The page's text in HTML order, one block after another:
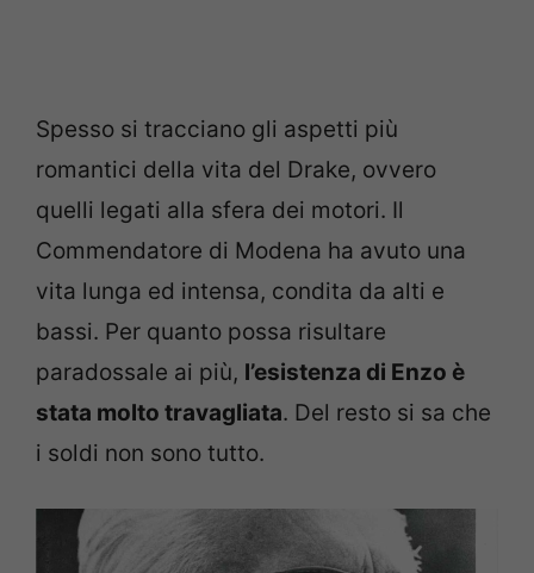
Spesso si tracciano gli aspetti più
romantici della vita del Drake, ovvero
quelli legati alla sfera dei motori. Il
Commendatore di Modena ha avuto una
vita lunga ed intensa, condita da alti e
bassi. Per quanto possa risultare
paradossale ai più, l’esistenza di Enzo è
stata molto travagliata. Del resto si sa che
i soldi non sono tutto.